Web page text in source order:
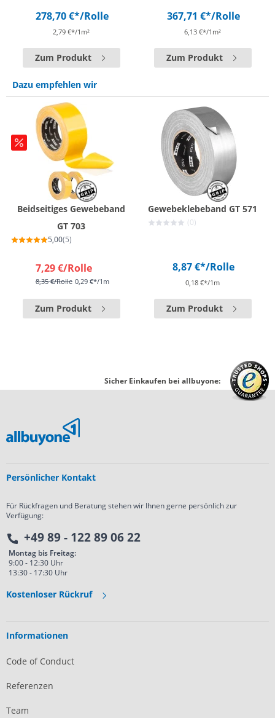
278,70 €*/Rolle
2,79 €*/1m²
Zum Produkt
367,71 €*/Rolle
6,13 €*/1m²
Zum Produkt
Dazu empfehlen wir
Beidseitiges Gewebeband
GT 703
5,00(5)
7,29 €/Rolle
8,35 €/Rolle 0,29 €*/1m
Zum Produkt
Gewebeklebeband GT 571
(0)
8,87 €*/Rolle
0,18 €*/1m
Zum Produkt
Sicher Einkaufen bei allbuyone:
Persönlicher Kontakt
Für Rückfragen und Beratung stehen wir Ihnen gerne persönlich zur
Verfügung:
+49 89 - 122 89 06 22
Montag bis Freitag:
9:00 - 12:30 Uhr
13:30 - 17:30 Uhr
Kostenloser Rückruf
Informationen
Code of Conduct
Referenzen
Team